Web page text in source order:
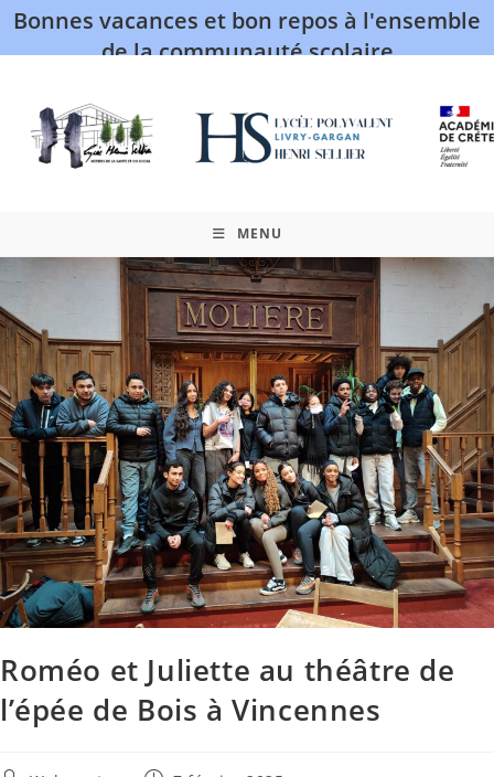
Bonnes vacances et bon repos à l'ensemble
de la communauté scolaire
MENU
Roméo et Juliette au théâtre de
l’épée de Bois à Vincennes